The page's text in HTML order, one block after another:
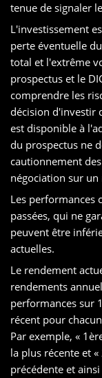
tenue de signaler
L'investissement
perte éventuelle
total et l'extrême
prospectus et le
comprendre les
décision d'investir
est disponible à
du prospectus ne
cautionnement
négociation sur
Les performances
passées, qui ne
peuvent être
actuelles.
Le rendement
rendements
performances sur
récent pour
Par exemple, «
la plus récente et
précédente et